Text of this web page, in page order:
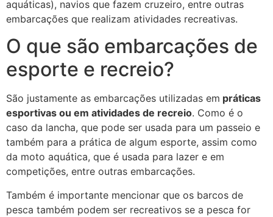
aquáticas), navios que fazem cruzeiro, entre outras
embarcações que realizam atividades recreativas.
O que são embarcações de
esporte e recreio?
São justamente as embarcações utilizadas em práticas
esportivas ou em atividades de recreio. Como é o
caso da lancha, que pode ser usada para um passeio e
também para a prática de algum esporte, assim como
da moto aquática, que é usada para lazer e em
competições, entre outras embarcações.
Também é importante mencionar que os barcos de
pesca também podem ser recreativos se a pesca for